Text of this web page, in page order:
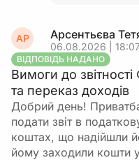
АР Арсентьєва
06.08.2026 |
ВІДПОВІДЬ НАДАНО
Вимоги до
та переказ доходів
Добрий день!
подати звіт в
коштах, що надійшли
йому заходили кошти